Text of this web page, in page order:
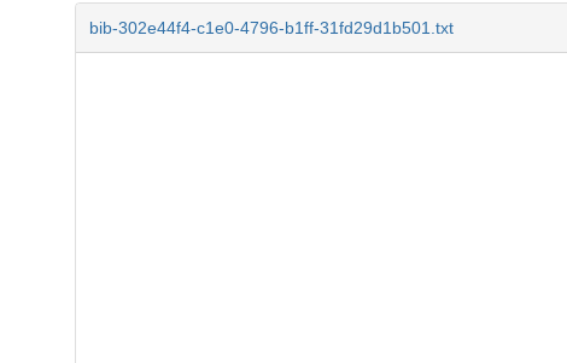
bib-302e44f4-c1e0-4796-b1ff-31fd29d1b501.txt